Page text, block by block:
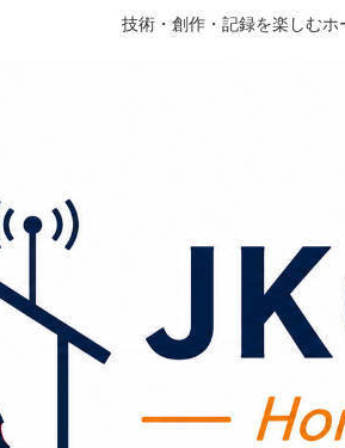
技術・創作・記録を楽しむホ